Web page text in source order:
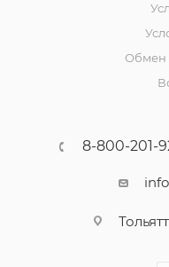
Обмен
8-800-201-